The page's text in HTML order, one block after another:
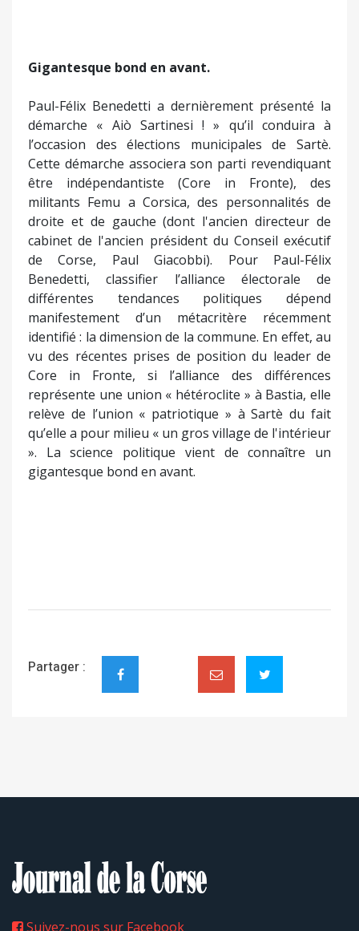
Gigantesque bond en avant.
Paul-Félix Benedetti a dernièrement présenté la
démarche « Aiò Sartinesi ! » qu’il conduira à
l’occasion des élections municipales de Sartè.
Cette démarche associera son parti revendiquant
être indépendantiste (Core in Fronte), des
militants Femu a Corsica, des personnalités de
droite et de gauche (dont l'ancien directeur de
cabinet de l'ancien président du Conseil exécutif
de Corse, Paul Giacobbi). Pour Paul-Félix
Benedetti, classifier l’alliance électorale de
différentes tendances politiques dépend
manifestement d’un métacritère récemment
identifié : la dimension de la commune. En effet, au
vu des récentes prises de position du leader de
Core in Fronte, si l’alliance des différences
représente une union « hétéroclite » à Bastia, elle
relève de l’union « patriotique » à Sartè du fait
qu’elle a pour milieu « un gros village de l'intérieur
». La science politique vient de connaître un
gigantesque bond en avant.
Partager :
Suivez-nous sur Facebook